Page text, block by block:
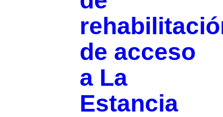
de acceso
a La
Estancia